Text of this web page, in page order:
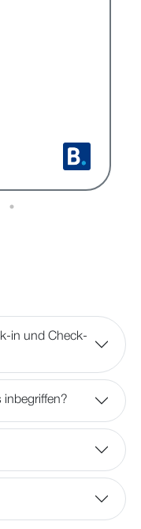
in und Check-
inbegriffen?